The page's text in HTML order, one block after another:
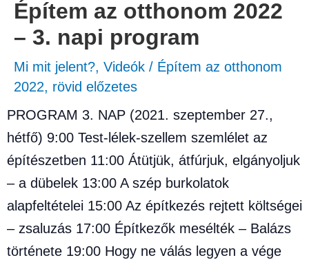
Építem az otthonom 2022
– 3. napi program
Mi mit jelent?, Videók / Építem az otthonom
2022, rövid előzetes
PROGRAM 3. NAP (2021. szeptember 27.,
hétfő) 9:00 Test-lélek-szellem szemlélet az
építészetben 11:00 Átütjük, átfúrjuk, elgányoljuk
– a dübelek 13:00 A szép burkolatok
alapfeltételei 15:00 Az építkezés rejtett költségei
– zsaluzás 17:00 Építkezők mesélték – Balázs
története 19:00 Hogy ne válás legyen a vége